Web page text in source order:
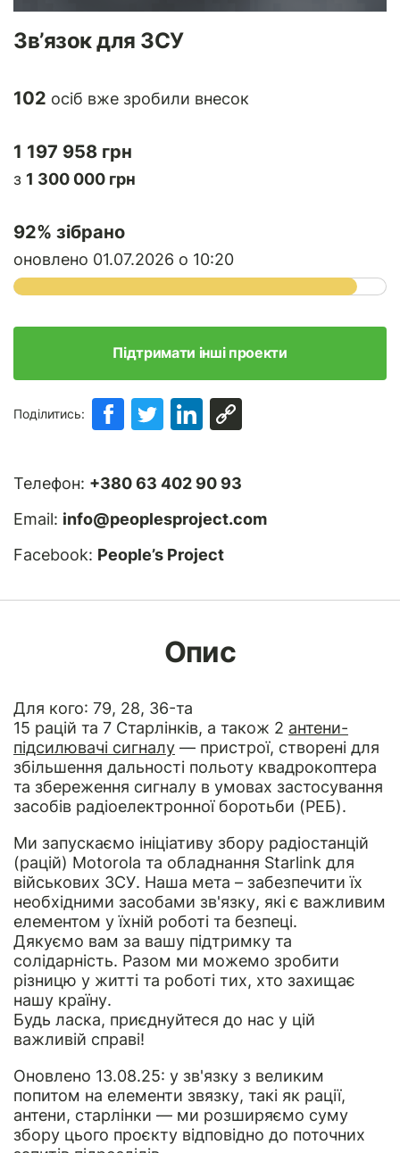
Зв’язок для ЗСУ
102 осіб вже зробили внесок
1 197 958 грн
з 1 300 000 грн
92% зібрано
оновлено 01.07.2026 о 10:20
Підтримати інші проекти
Поділитись:
Телефон: +380 63 402 90 93
Email: info@peoplesproject.com
Facebook: People’s Project
Опис
Для кого: 79, 28, 36-та
15 рацій та 7 Старлінків, а також 2 антени-
підсилювачі сигналу — пристрої, створені для
збільшення дальності польоту квадрокоптера
та збереження сигналу в умовах застосування
засобів радіоелектронної боротьби (РЕБ).
Ми запускаємо ініціативу збору радіостанцій
(рацій) Motorola та обладнання Starlink для
військових ЗСУ. Наша мета – забезпечити їх
необхідними засобами зв'язку, які є важливим
елементом у їхній роботі та безпеці.
Дякуємо вам за вашу підтримку та
солідарність. Разом ми можемо зробити
різницю у житті та роботі тих, хто захищає
нашу країну.
Будь ласка, приєднуйтеся до нас у цій
важливій справі!
Оновлено 13.08.25: у зв'язку з великим
попитом на елементи звязку, такі як рації,
антени, старлінки — ми розширяємо суму
збору цього проєкту відповідно до поточних